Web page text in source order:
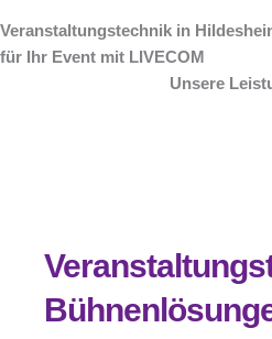
Veranstaltungstechnik in
für Ihr Event mit LIVECOM
Unsere